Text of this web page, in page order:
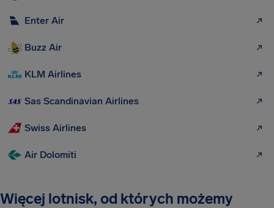
Enter Air
Buzz Air
KLM Airlines
Sas Scandinavian Airlines
Swiss Airlines
Air Dolomiti
Więcej lotnisk, od których możemy